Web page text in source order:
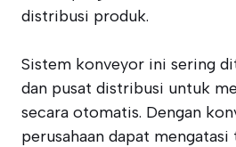
distribusi produk.
Sistem konveyor ini sering
dan pusat distribusi untuk
secara otomatis. Dengan
perusahaan dapat mengatasi